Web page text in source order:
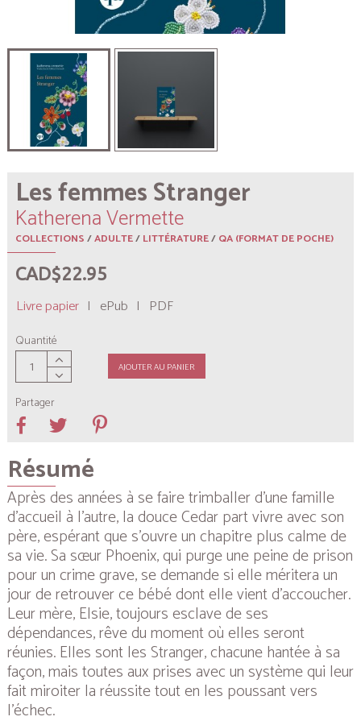
Les femmes Stranger
Katherena Vermette
COLLECTIONS/ADULTE/LITTÉRATURE/QA (FORMAT DE POCHE)
CAD$22.95
Livre papier | ePub | PDF
Quantité
AJOUTER AU PANIER
Partager
Résumé
Après des années à se faire trimballer d’une famille
d’accueil à l’autre, la douce Cedar part vivre avec son
père, espérant que s’ouvre un chapitre plus calme de
sa vie. Sa sœur Phoenix, qui purge une peine de prison
pour un crime grave, se demande si elle méritera un
jour de retrouver ce bébé dont elle vient d’accoucher.
Leur mère, Elsie, toujours esclave de ses
dépendances, rêve du moment où elles seront
réunies. Elles sont les Stranger, chacune hantée à sa
façon, mais toutes aux prises avec un système qui leur
fait miroiter la réussite tout en les poussant vers
l’échec.